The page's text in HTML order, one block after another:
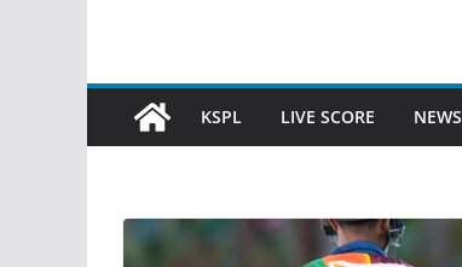
KSPL LIVE SCORE NEWS